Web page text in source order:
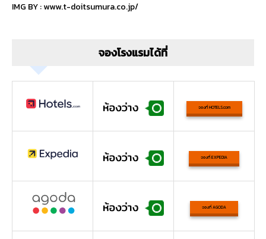
IMG BY :www.t-doitsumura.co.jp/
จองโรงแรมได้ที่
จองที่ HOTELS.com
จองที่ EXPEDIA
จองที่ AGODA